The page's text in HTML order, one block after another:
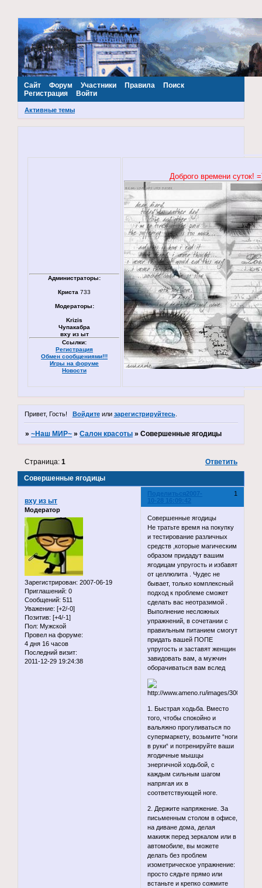
~Наш МИР~
Сайт Форум Участники Правила
Поиск
Регистрация
Войти
Активные темы
Администраторы:
Криста 733
Модераторы:
Krizis
Чупакабра
вху из ыт
Ссылки:
Регистрация
Обмен сообщениями!!!
Игры на форуме
Новости
Доброго времени суток!
Привет, Гость! Войдитеили зарегистрируйтесь.
»~Наш МИР~ »Салон красоты »Совершенные ягодицы
Совершенные ягодицы
Страница:1 Ответить
Поделиться 1
2007-
10-28 16:09:42
вху из ыт
Модератор
Зарегистрирован: 2007-06-19
Приглашений: 0
Сообщений: 511
Уважение: [+2/-0]
Позитив: [+4/-1]
Пол: Мужской
Провел на форуме:
4 дня 16 часов
Последний визит:
2011-12-29 19:24:38
Совершенные ягодицы
Не тратьте время на покупку
и тестирование различных
средств ,которые магическим
образом придадут вашим
ягодицам упругость и избавят
от целлюлита . Чудес не
бывает, только комплексный
подход к проблеме сможет
сделать вас неотразимой .
Выполнение несложных
упражнений, в сочетании с
правильным питанием смогут
придать вашей ПОПЕ
упругость и заставят женщин
завидовать вам, а мужчин
оборачиваться вам вслед
1. Быстрая ходьба. Вместо
того, чтобы спокойно и
вальяжно прогуливаться по
супермаркету, возьмите “ноги
в руки“ и потренируйте ваши
ягодичные мышцы
энергичной ходьбой, с
каждым сильным шагом
напрягая их в
соответствующей ноге.
2. Держите напряжение. За
письменным столом в офисе,
на диване дома, делая
макияж перед зеркалом или в
автомобиле, вы можете
делать без проблем
изометрическое упражнение:
просто сядьте прямо или
встаньте и крепко сожмите